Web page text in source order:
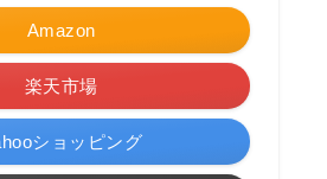
Amazon
楽天市場
ショッピング